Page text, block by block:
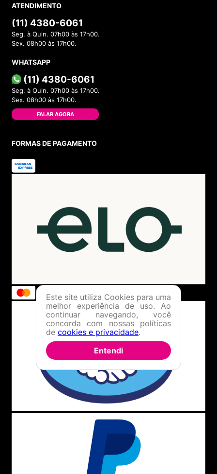
ATENDIMENTO
(11) 4380-6061
Seg. à Quin. 07h00 às 17h00.
Sex. 08h00 às 17h00.
WHATSAPP
(11) 4380-6061
Seg. à Quin. 07h00 às 17h00.
Sex. 08h00 às 17h00.
FALAR AGORA
FORMAS DE PAGAMENTO
Este site utiliza Cookies para uma
melhor experiência de uso. Ao
continuar navegando, você
concorda com nossas políticas
de cookies e privacidade.
Entendi